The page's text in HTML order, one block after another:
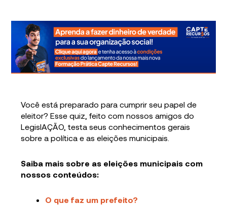
Você está preparado para cumprir seu papel de
eleitor? Esse quiz, feito com nossos amigos do
LegislAÇÃO, testa seus conhecimentos gerais
sobre a política e as eleições municipais.
Saiba mais sobre as eleições municipais com
nossos conteúdos:
O que faz um prefeito?